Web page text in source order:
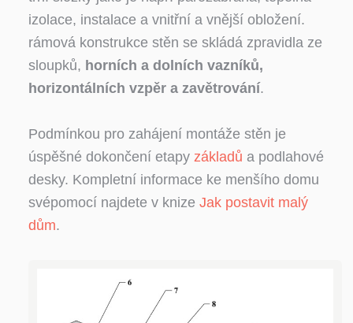
izolace, instalace a vnitřní a vnější obložení.
rámová konstrukce stěn se skládá zpravidla ze
sloupků, horních a dolních vazníků,
horizontálních vzpěr a zavětrování.
Podmínkou pro zahájení montáže stěn je
úspěšné dokončení etapy základů a podlahové
desky. Kompletní informace ke menšího domu
svépomocí najdete v knize Jak postavit malý
dům.